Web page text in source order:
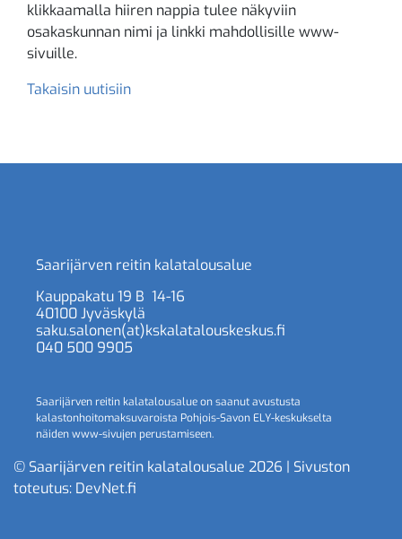
klikkaamalla hiiren nappia tulee näkyviin
osakaskunnan nimi ja linkki mahdollisille www-
sivuille.
Takaisin uutisiin
Saarijärven reitin kalatalousalue
Kauppakatu 19 B 14-16
40100 Jyväskylä
saku.salonen(at)kskalatalouskeskus.fi
040 500 9905
Saarijärven reitin kalatalousalue on saanut avustusta
kalastonhoitomaksuvaroista Pohjois-Savon ELY-keskukselta
näiden www-sivujen perustamiseen.
© Saarijärven reitin kalatalousalue 2026 | Sivuston
toteutus: DevNet.fi